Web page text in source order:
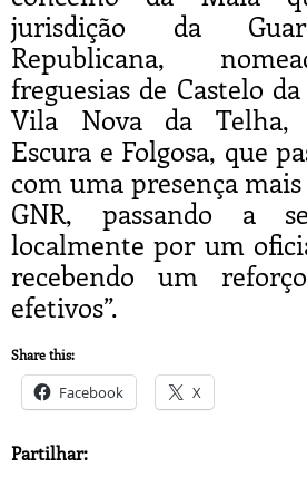
jurisdição da
Republicana,
freguesias de Castelo
Vila Nova da Telha,
Escura e Folgosa, que
com uma presença
GNR, passando a
localmente por um
recebendo um
efetivos”.
Share this:
Facebook X
Partilhar: